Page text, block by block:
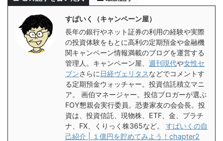
すぱいく（キャンペーン屋）
長年の銀行やネット証券の利用の経験や実際
の投資体験をもとに高利の定期預金や金融機
関キャンペーン情報満載のブログを運営する
管理人。キャンペーン屋、 週刊現代や女性セ
ブンさらに 日経ヴェリタスなどでコメントす
る定期預金ウォッチャー。投資信託積立マニ
ア。 画伯マネージャー。投信ブロガーが選ぶ
FOY懇親会実行委員。恐妻家友の会会長。投
資は、投資信託、現物株、ETF、金、プラチ
ナ、FX、くりっく株365など。 すぱいくの自
己紹介 | １億円を貯めてみよう！chapter2